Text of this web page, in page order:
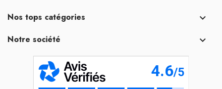
Nos tops catégories 
Notre société 